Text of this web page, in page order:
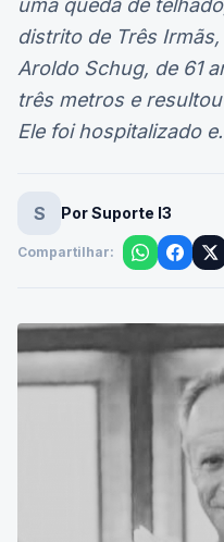
uma queda de
distrito de Três
Aroldo Schug, de 61
três metros e
Ele foi hospitalizado
S Por Suporte I3
Compartilhar: